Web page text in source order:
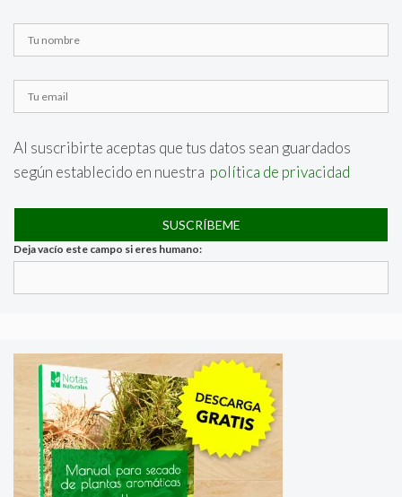
Al suscribirte aceptas que tus datos sean guardados
según establecido en nuestra política de privacidad
Deja vacío este campo si eres humano: